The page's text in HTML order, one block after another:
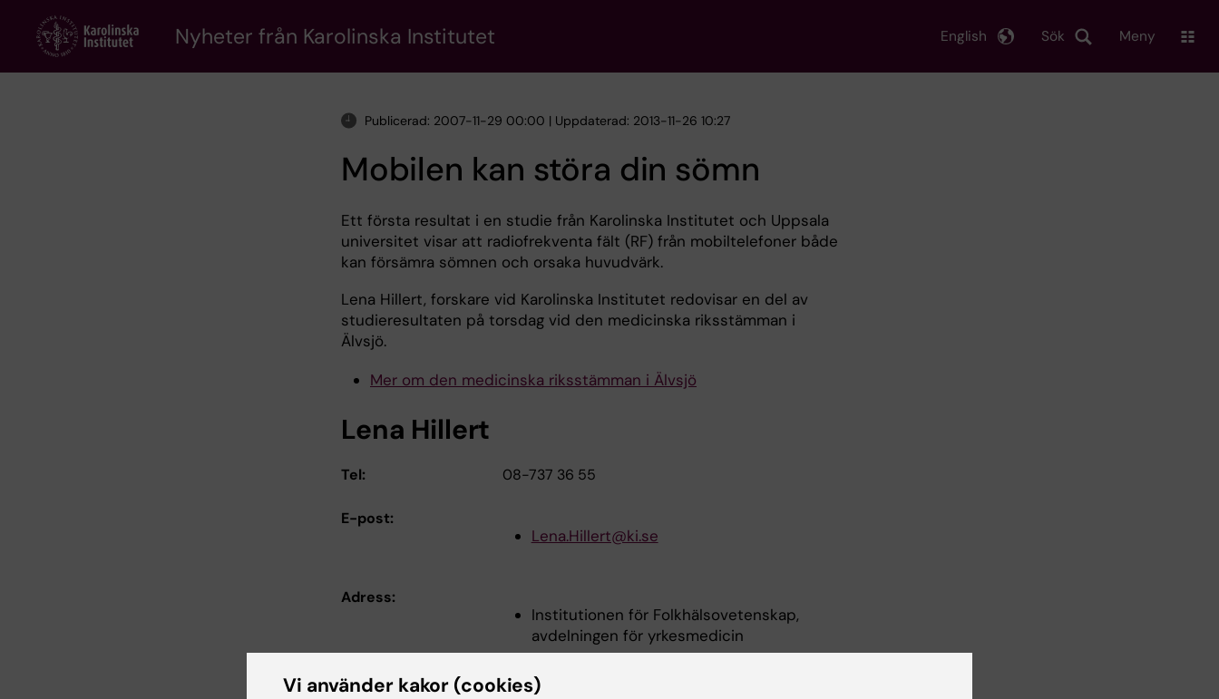
content
Nyheter från Karolinska Institutet Sök
English Meny
Publicerad: 2007-11-29 00:00 | Uppdaterad: 2013-11-26 10:27
Mobilen kan störa din sömn
Ett första resultat i en studie från Karolinska Institutet och Uppsala
universitet visar att radiofrekventa fält (RF) från mobiltelefoner både
kan försämra sömnen och orsaka huvudvärk.
Lena Hillert, forskare vid Karolinska Institutet redovisar en del av
studieresultaten på torsdag vid den medicinska riksstämman i
Älvsjö.
Mer om den medicinska riksstämman i Älvsjö
Lena Hillert
Tel: 08-737 36 55
E-post:
Lena.Hillert@ki.se
Adress:
Institutionen för Folkhälsovetenskap,
avdelningen för yrkesmedicin
Vi använder kakor (cookies)